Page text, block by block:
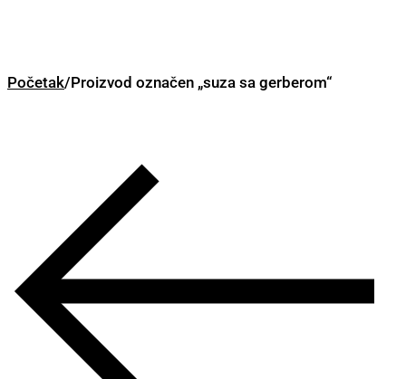
Početak/Proizvod označen „suza sa gerberom“